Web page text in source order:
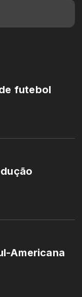
futebol
Americana